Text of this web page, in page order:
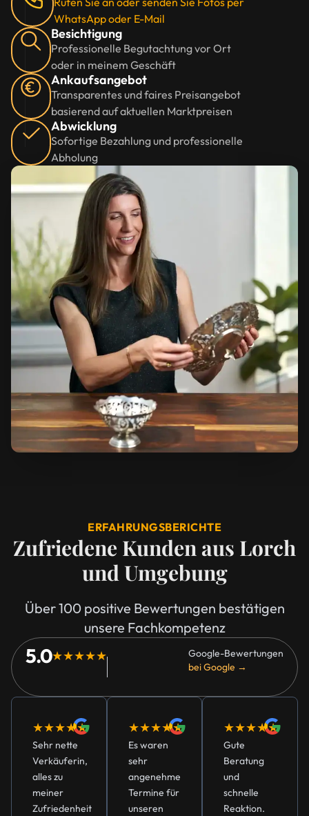
WhatsApp oder E-Mail
Besichtigung
Professionelle Begutachtung vor Ort
oder in meinem Geschäft
Ankaufsangebot
Transparentes und faires Preisangebot
basierend auf aktuellen Marktpreisen
Abwicklung
Sofortige Bezahlung und professionelle
Abholung
ERFAHRUNGSBERICHTE
Zufriedene Kunden aus Lorch
und Umgebung
Über 100 positive Bewertungen bestätigen
unsere Fachkompetenz
5.0★★★★★
Google-Bewertungen
bei Google →
★★★★★
Sehr nette
Verkäuferin,
alles zu
meiner
Zufriedenheit
★★★★★
Es waren
sehr
angenehme
Termine für
unseren
★★★★★
Gute
Beratung
und
schnelle
Reaktion.